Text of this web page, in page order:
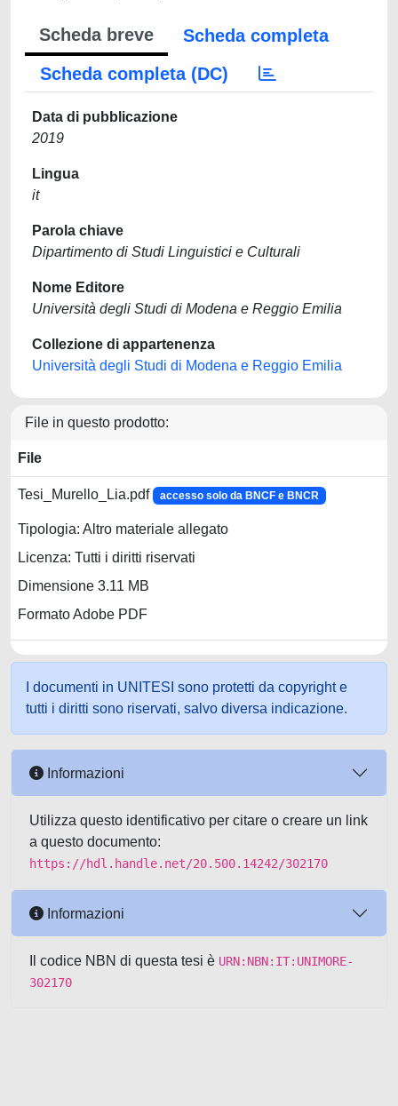
Scheda breve
Scheda completa
Scheda completa (DC)
Data di pubblicazione
2019
Lingua
it
Parola chiave
Dipartimento di Studi Linguistici e Culturali
Nome Editore
Università degli Studi di Modena e Reggio Emilia
Collezione di appartenenza
Università degli Studi di Modena e Reggio Emilia
File in questo prodotto:
File
Tesi_Murello_Lia.pdf accesso solo da BNCF e BNCR
Tipologia: Altro materiale allegato
Licenza: Tutti i diritti riservati
Dimensione 3.11 MB
Formato Adobe PDF
I documenti in UNITESI sono protetti da copyright e
tutti i diritti sono riservati, salvo diversa indicazione.
Informazioni
Utilizza questo identificativo per citare o creare un link
a questo documento:
https://hdl.handle.net/20.500.14242/302170
Informazioni
Il codice NBN di questa tesi è URN:NBN:IT:UNIMORE-
302170